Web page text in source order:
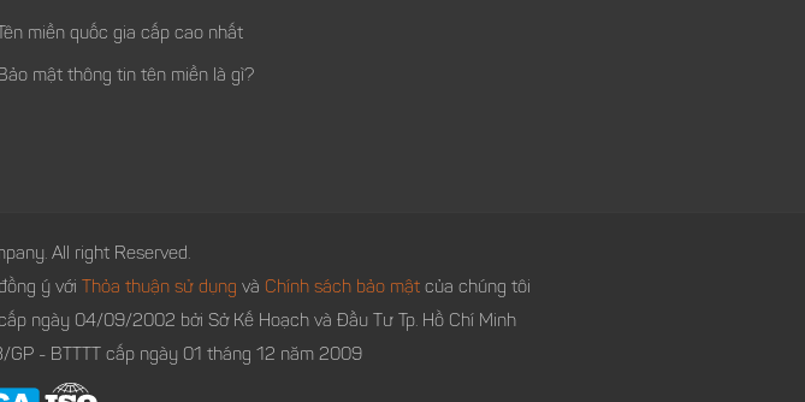
Tên miền quốc gia cấp cao nhất
mật thông tin tên miền là gì?
All right Reserved.
ý với Thỏa thuận sử dụng và Chính sách bảo mật của chúng tôi
ngày 04/09/2002 bởi Sở Kế Hoạch và Đầu Tư Tp. Hồ Chí Minh
- BTTTT cấp ngày 01 tháng 12 năm 2009